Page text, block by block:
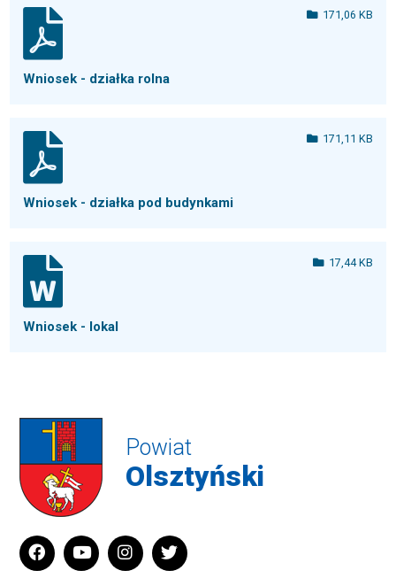
171,06 KB
Wniosek - działka rolna
171,11 KB
Wniosek - działka pod budynkami
17,44 KB
Wniosek - lokal
Powiat
Olsztyński